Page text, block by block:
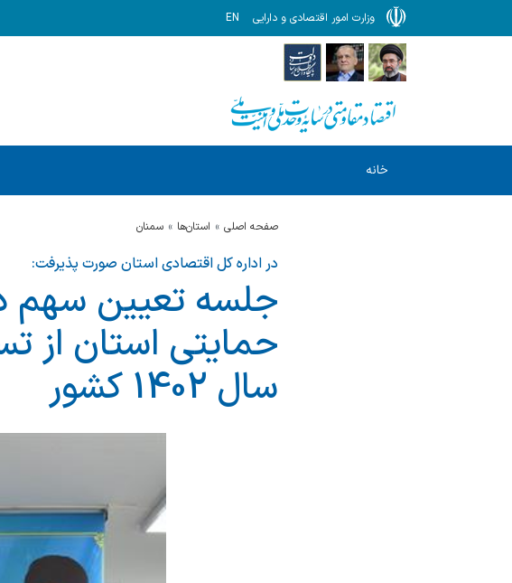
وزارت امور اقتصادی و دارایی EN
خانه
صفحه اصلی استان‌ها سمنان
در اداره کل اقتصادی استان صورت پذیرفت:
جلسه تعیین سهم
سال 1402 كشور